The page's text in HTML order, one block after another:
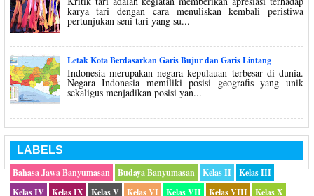
karya tari dengan cara menuliskan kembali peristiwa
pertunjukan seni tari yang su...
Letak Kota Berdasarkan Garis Bujur dan Garis Lintang
Indonesia merupakan negara kepulauan terbesar di dunia.
Negara Indonesia memiliki posisi geografis yang unik
sekaligus menjadikan posisi yan...
LABELS
Bahasa Jawa Banyumasan
Budaya Banyumasan Kelas II
Kelas III
Kelas IV
Kelas IX Kelas V Kelas VI Kelas VII Kelas VIII Kelas X